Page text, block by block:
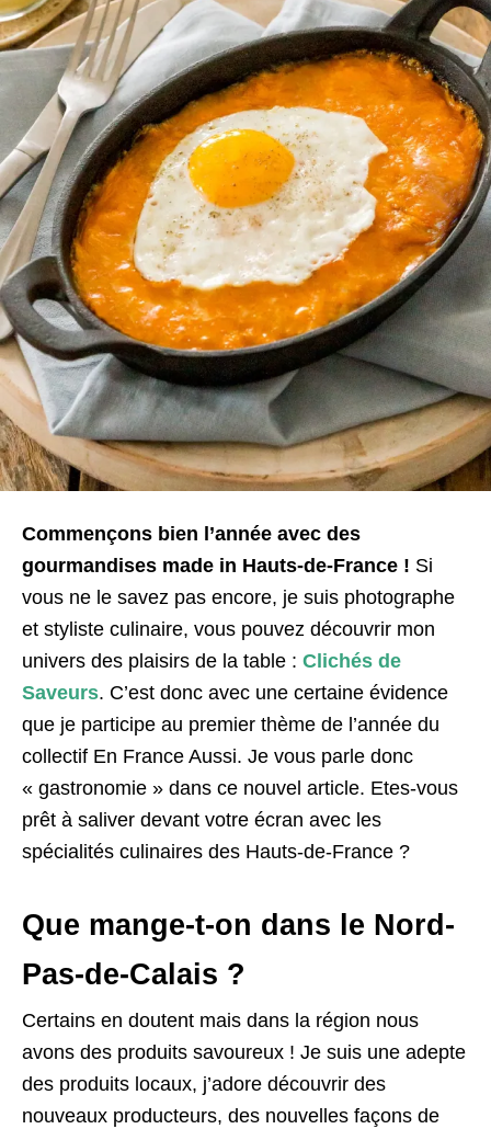
Commençons bien l’année avec des
gourmandises made in Hauts-de-France ! Si
vous ne le savez pas encore, je suis photographe
et styliste culinaire, vous pouvez découvrir mon
univers des plaisirs de la table : Clichés de
Saveurs. C’est donc avec une certaine évidence
que je participe au premier thème de l’année du
collectif En France Aussi. Je vous parle donc
« gastronomie » dans ce nouvel article. Etes-vous
prêt à saliver devant votre écran avec les
spécialités culinaires des Hauts-de-France ?
Que mange-t-on dans le Nord-
Pas-de-Calais ?
Certains en doutent mais dans la région nous
avons des produits savoureux ! Je suis une adepte
des produits locaux, j’adore découvrir des
nouveaux producteurs, des nouvelles façons de